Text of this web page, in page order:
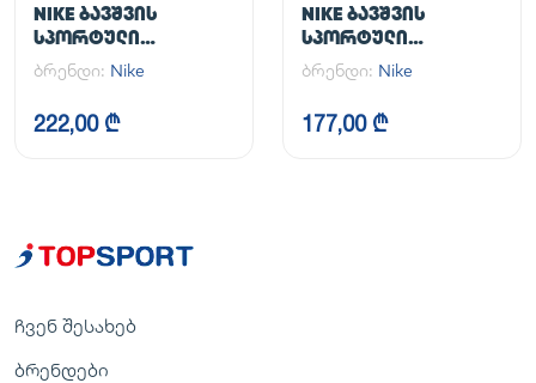
NIKE ᲑᲐᲕᲨᲕᲘᲡ
ᲡᲞᲝᲠᲢᲣᲚᲘ
ᲤᲔᲮᲡᲐᲪᲛᲔᲚᲘ COURT
BOROUGH LOW
RECRAFT (GS)
ბრენდი: Nike
222,00 ₾
NIKE ᲑᲐᲕᲨᲕᲘᲡ
ᲡᲞᲝᲠᲢᲣᲚᲘ
ᲤᲔᲮᲡᲐᲪᲛᲔᲚᲘ COURT
BOROUGH LOW
RECRAFT (PS)
ბრენდი: Nike
177,00 ₾
ჩვენ შესახებ
ბრენდები